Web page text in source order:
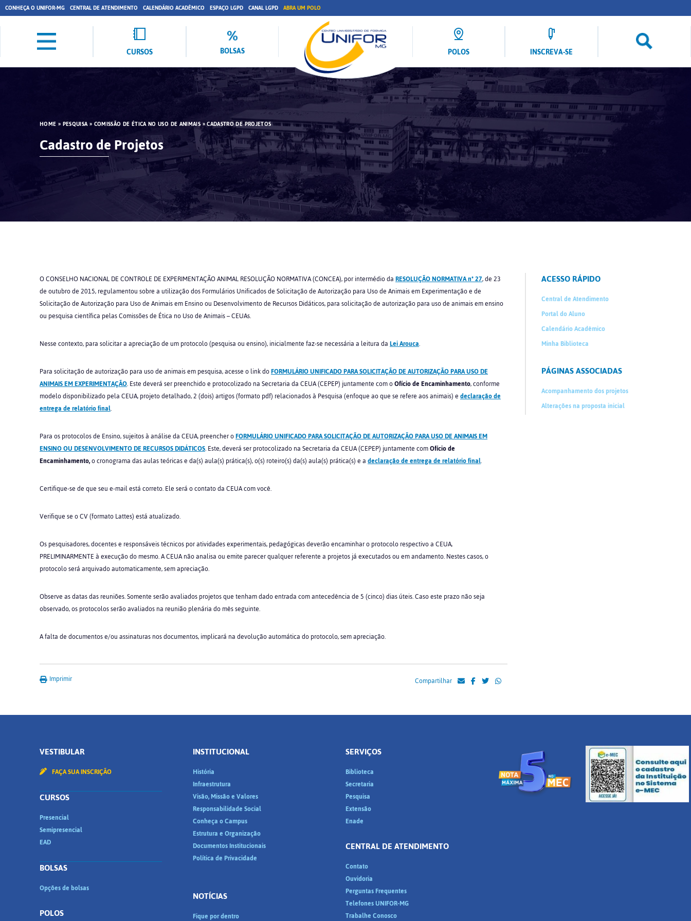
CONHEÇA O UNIFOR-MG CENTRAL DE ATENDIMENTO CALENDÁRIO ACADÊMICO ESPAÇO LGPD CANAL LGPD ABRA UM POLO
CURSOS BOLSAS POLOS INSCREVA-SE
HOME»PESQUISA»COMISSÃO DE ÉTICA NO USO DE ANIMAIS»CADASTRO DE PROJETOS
Cadastro de Projetos
O CONSELHO NACIONAL DE CONTROLE DE EXPERIMENTAÇÃO ANIMAL RESOLUÇÃO NORMATIVA (CONCEA), por intermédio daRESOLUÇÃO NORMATIVA nº 27, de 23
de outubro de 2015, regulamentou sobre a utilização dos Formulários Unificados de Solicitação de Autorização para Uso de Animais em Experimentação e de
Solicitação de Autorização para Uso de Animais em Ensino ou Desenvolvimento de Recursos Didáticos, para solicitação de autorização para uso de animais em ensino
ou pesquisa científica pelas Comissões de Ética no Uso de Animais – CEUAs.
Nesse contexto, para solicitar a apreciação de um protocolo (pesquisa ou ensino), inicialmente faz-se necessária a leitura daLei Arouca.
Para solicitação de autorização para uso de animais em pesquisa, acesse o link doFORMULÁRIO UNIFICADO PARA SOLICITAÇÃO DE AUTORIZAÇÃO PARA USO DE
ANIMAIS EM EXPERIMENTAÇÃO. Este deverá ser preenchido e protocolizado na Secretaria da CEUA (CEPEP) juntamente com oOfício de Encaminhamento, conforme
modelo disponibilizado pela CEUA, projeto detalhado, 2 (dois) artigos (formato pdf) relacionados à Pesquisa (enfoque ao que se refere aos animais) edeclaração de
entrega de relatório final.
Para os protocolos de Ensino, sujeitos à análise da CEUA, preencher oFORMULÁRIO UNIFICADO PARA SOLICITAÇÃO DE AUTORIZAÇÃO PARA USO DE ANIMAIS EM
ENSINO OU DESENVOLVIMENTO DE RECURSOS DIDÁTICOS. Este, deverá ser protocolizado na Secretaria da CEUA (CEPEP) juntamente comOfício de
Encaminhamento,o cronograma das aulas teóricas e da(s) aula(s) prática(s), o(s) roteiro(s) da(s) aula(s) prática(s) e adeclaração de entrega de relatório final.
Certifique-se de que seu e-mail está correto. Ele será o contato da CEUA com você.
Verifique se o CV (formato Lattes) está atualizado.
Os pesquisadores, docentes e responsáveis técnicos por atividades experimentais, pedagógicas deverão encaminhar o protocolo respectivo a CEUA,
PRELIMINARMENTE à execução do mesmo. A CEUA não analisa ou emite parecer qualquer referente a projetos já executados ou em andamento. Nestes casos, o
protocolo será arquivado automaticamente, sem apreciação.
Observe as datas das reuniões. Somente serão avaliados projetos que tenham dado entrada com antecedência de 5 (cinco) dias úteis. Caso este prazo não seja
observado, os protocolos serão avaliados na reunião plenária do mês seguinte.
A falta de documentos e/ou assinaturas nos documentos, implicará na devolução automática do protocolo, sem apreciação.
Imprimir Compartilhar
ACESSO RÁPIDO
Central de Atendimento
Portal do Aluno
Calendário Acadêmico
Minha Biblioteca
PÁGINAS ASSOCIADAS
Acompanhamento dos projetos
Alterações na proposta inicial
VESTIBULAR
FAÇA SUA INSCRIÇÃO
CURSOS
Presencial
Semipresencial
EAD
BOLSAS
Opções de bolsas
POLOS
INSTITUCIONAL
História
Infraestrutura
Visão, Missão e Valores
Responsabilidade Social
Conheça o Campus
Estrutura e Organização
Documentos Institucionais
Política de Privacidade
NOTÍCIAS
Fique por dentro
SERVIÇOS
Biblioteca
Secretaria
Pesquisa
Extensão
Enade
CENTRAL DE ATENDIMENTO
Contato
Ouvidoria
Perguntas Frequentes
Telefones UNIFOR-MG
Trabalhe Conosco